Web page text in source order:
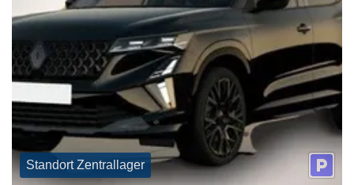
Standort Zentrallager